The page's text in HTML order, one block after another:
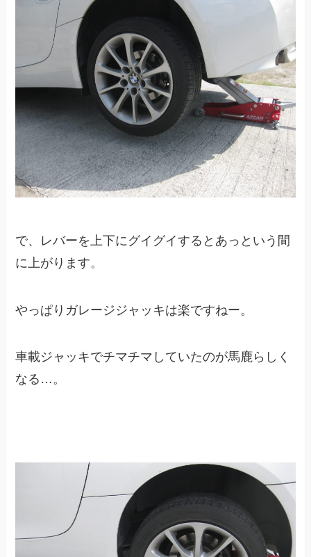
で、レバーを上下にグイグイするとあっという間
に上がります。
やっぱりガレージジャッキは楽ですねー。
車載ジャッキでチマチマしていたのが馬鹿らしく
なる…。